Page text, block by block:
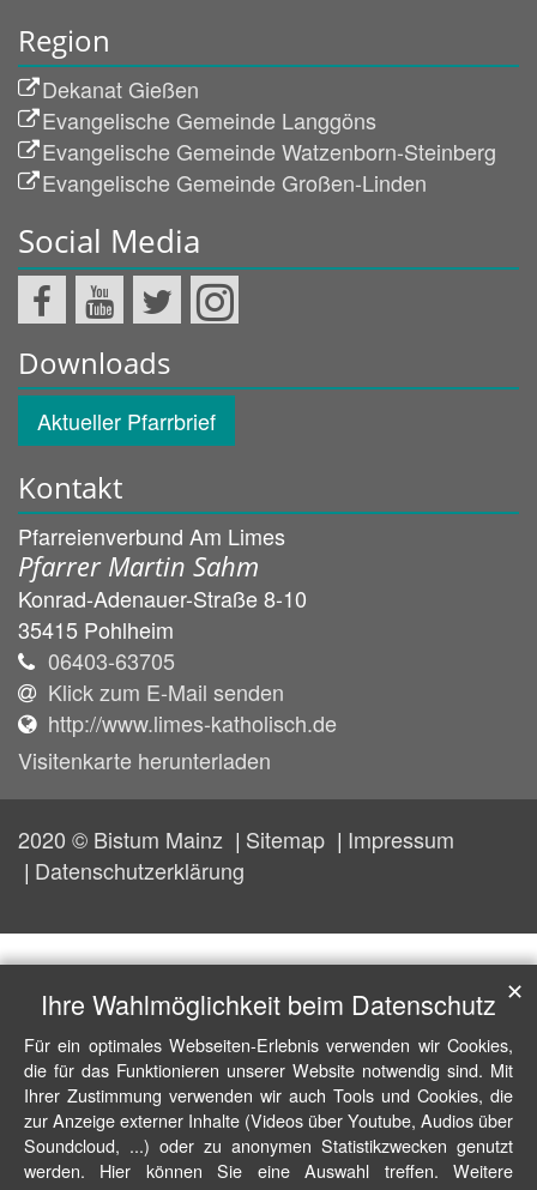
Region
Dekanat Gießen
Evangelische Gemeinde Langgöns
Evangelische Gemeinde Watzenborn-Steinberg
Evangelische Gemeinde Großen-Linden
Social Media
Downloads
Aktueller Pfarrbrief
Kontakt
Pfarreienverbund Am Limes
Pfarrer Martin Sahm
Konrad-Adenauer-Straße 8-10
35415 Pohlheim
06403-63705
Klick zum E-Mail senden
http://www.limes-katholisch.de
Visitenkarte herunterladen
2020 © Bistum Mainz Sitemap
Impressum
Datenschutzerklärung
Ihre Wahlmöglichkeit beim Datenschutz
Für ein optimales Webseiten-Erlebnis verwenden wir Cookies,
die für das Funktionieren unserer Website notwendig sind. Mit
Ihrer Zustimmung verwenden wir auch Tools und Cookies, die
zur Anzeige externer Inhalte (Videos über Youtube, Audios über
Soundcloud, ...) oder zu anonymen Statistikzwecken genutzt
werden. Hier können Sie eine Auswahl treffen. Weitere
✕